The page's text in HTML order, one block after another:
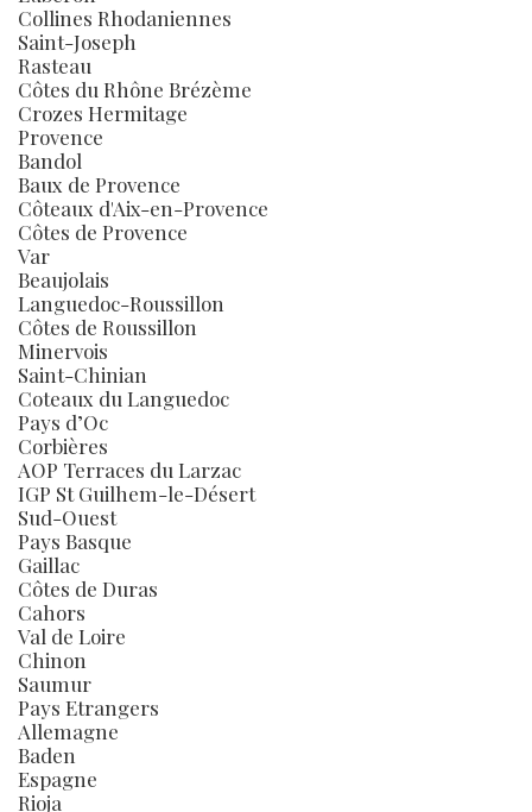
Collines Rhodaniennes
Saint-Joseph
Rasteau
Côtes du Rhône Brézème
Crozes Hermitage
Provence
Bandol
Baux de Provence
Côteaux d'Aix-en-Provence
Côtes de Provence
Var
Beaujolais
Languedoc-Roussillon
Côtes de Roussillon
Minervois
Saint-Chinian
Coteaux du Languedoc
Pays d’Oc
Corbières
AOP Terraces du Larzac
IGP St Guilhem-le-Désert
Sud-Ouest
Pays Basque
Gaillac
Côtes de Duras
Cahors
Val de Loire
Chinon
Saumur
Pays Etrangers
Allemagne
Baden
Espagne
Rioja